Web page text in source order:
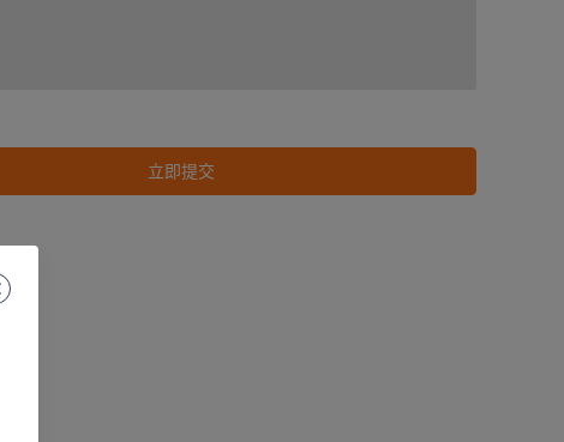
立即提交